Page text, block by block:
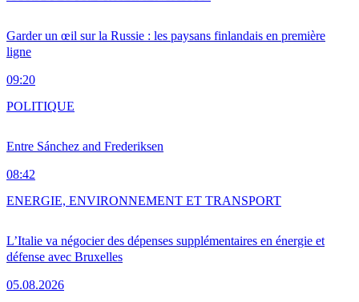
Garder un œil sur la Russie : les paysans finlandais en première
ligne
09:20
Entre Sánchez and Frederiksen
08:42
POLITIQUE
L’Italie va négocier des dépenses supplémentaires en énergie et
défense avec Bruxelles
05.08.2026
ENERGIE, ENVIRONNEMENT ET TRANSPORT